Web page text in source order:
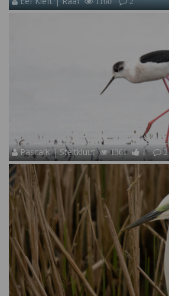
PascalK | Steltkluut 1361 1 2